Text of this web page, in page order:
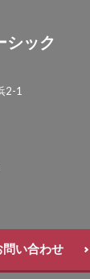
シック
2-1
問い合わせ
本 セッパンガレ
ート
ウォールライト
トボード
リーン